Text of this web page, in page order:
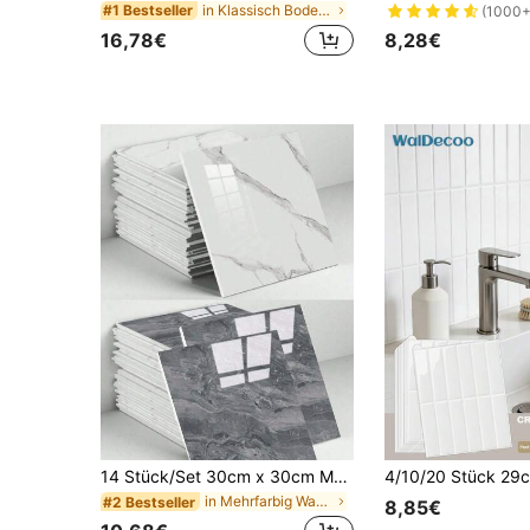
#1 Bestseller in Klassisch Bodenaufkleber
16,78€ 8,28€
14 Stück/Set 30cm x 30cm Marmoroptik Selbstklebende Fliesenaufkleber, DIY Wanddekoration für Küche, Esszimmer, Schlafzimmer und Badezimmer, Badezimmer Deko Badematte Bodenbelag Herbstdekoration Badezimmer Accessoires
#2 Bestseller in Mehrfarbig Wandaufkleber 8,85€